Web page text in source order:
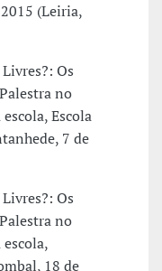
(Leiria,
Os
no
Escola
7 de
Os
no
18 de